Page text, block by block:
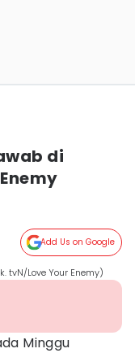
di
Add Us on Google
tvN/Love Your Enemy)
Minggu